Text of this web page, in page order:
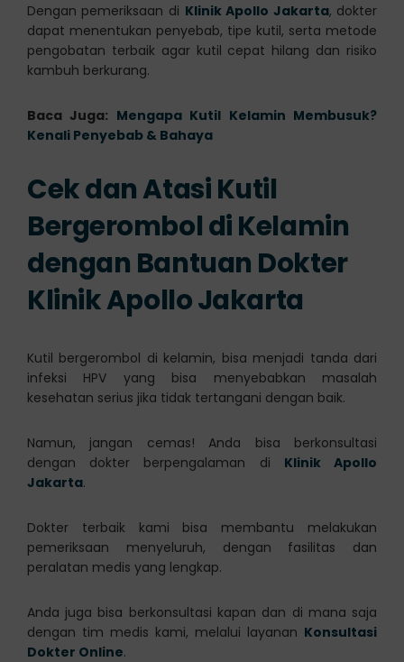
Dengan pemeriksaan di Klinik Apollo Jakarta, dokter
dapat menentukan penyebab, tipe kutil, serta metode
pengobatan terbaik agar kutil cepat hilang dan risiko
kambuh berkurang.
Baca Juga: Mengapa Kutil Kelamin Membusuk?
Kenali Penyebab & Bahaya
Cek dan Atasi Kutil
Bergerombol di Kelamin
dengan Bantuan Dokter
Klinik Apollo Jakarta
Kutil bergerombol di kelamin, bisa menjadi tanda dari
infeksi HPV yang bisa menyebabkan masalah
kesehatan serius jika tidak tertangani dengan baik.
Namun, jangan cemas! Anda bisa berkonsultasi
dengan dokter berpengalaman di Klinik Apollo
Jakarta.
Dokter terbaik kami bisa membantu melakukan
pemeriksaan menyeluruh, dengan fasilitas dan
peralatan medis yang lengkap.
Anda juga bisa berkonsultasi kapan dan di mana saja
dengan tim medis kami, melalui layanan Konsultasi
Dokter Online.